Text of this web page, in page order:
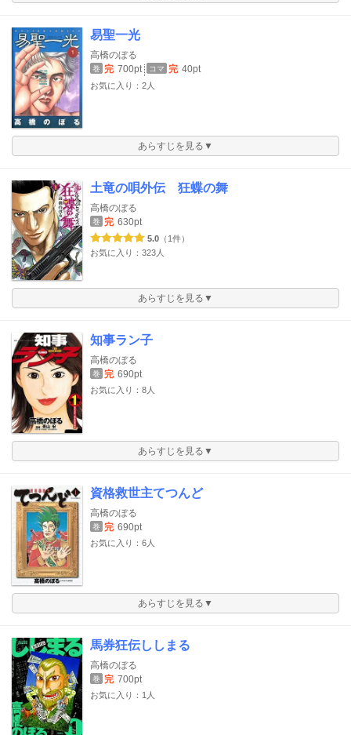
易聖一光
高橋のぼる
巻 完 700pt コマ 完 40pt
お気に入り：2人
あらすじを見る▼
土竜の唄外伝 狂蝶の舞
高橋のぼる
巻 完 630pt
5.0 （1件）
お気に入り：323人
あらすじを見る▼
知事ラン子
高橋のぼる
巻 完 690pt
お気に入り：8人
あらすじを見る▼
資格救世主てつんど
高橋のぼる
巻 完 690pt
お気に入り：6人
あらすじを見る▼
馬券狂伝ししまる
高橋のぼる
巻 完 700pt
お気に入り：1人